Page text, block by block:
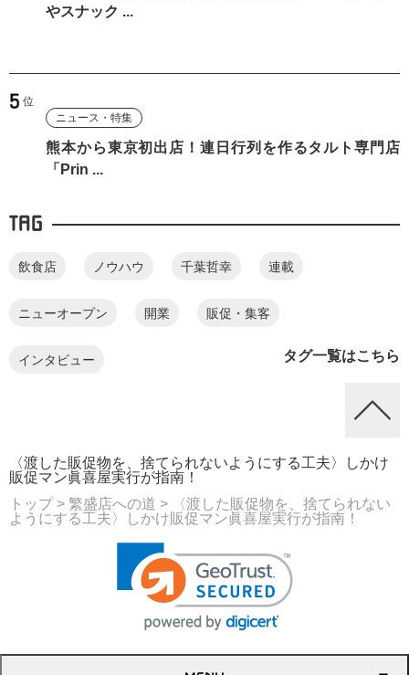
やスナック ...
ニュース・特集
熊本から東京初出店！連日行列を作るタルト専門店
「Prin ...
TAG
飲食店 ノウハウ 千葉哲幸 連載
ニューオープン 開業 販促・集客
インタビュー タグ一覧はこちら
〈渡した販促物を、捨てられないようにする工夫〉しかけ
販促マン眞喜屋実行が指南！
トップ> 繁盛店への道 > 〈渡した販促物を、捨てられない
ようにする工夫〉しかけ販促マン眞喜屋実行が指南！